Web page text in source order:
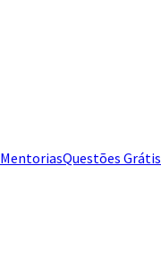
MentoriasQuestões Grátis